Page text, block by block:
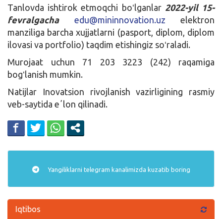
Tanlovda ishtirok etmoqchi boʻlganlar2022-yil 15-
fevralgacha
edu@mininnovation.uz elektron
manziliga barcha xujjatlarni (pasport, diplom, diplom
ilovasi va portfolio) taqdim etishingiz soʻraladi.
Murojaat uchun 71 203 3223 (242) raqamiga
bogʻlanish mumkin.
Natijlar Inovatsion rivojlanish vazirligining rasmiy
veb-saytida eʼlon qilinadi.
Yangiliklarni telegram kanalimizda kuzatib boring
Iqtibos